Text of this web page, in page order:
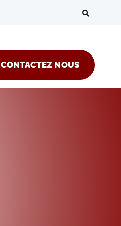
CONTACTEZ NOUS